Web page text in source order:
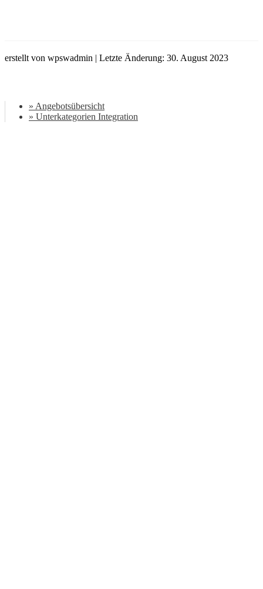
erstellt von wpswadmin | Letzte Änderung: 30. August 2023
» Angebotsübersicht
» Unterkategorien Integration